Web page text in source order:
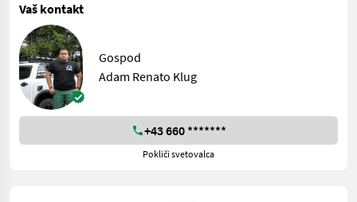
Vaš kontakt
Gospod
Adam Renato Klug
+43 660 *******
Pokliči svetovalca